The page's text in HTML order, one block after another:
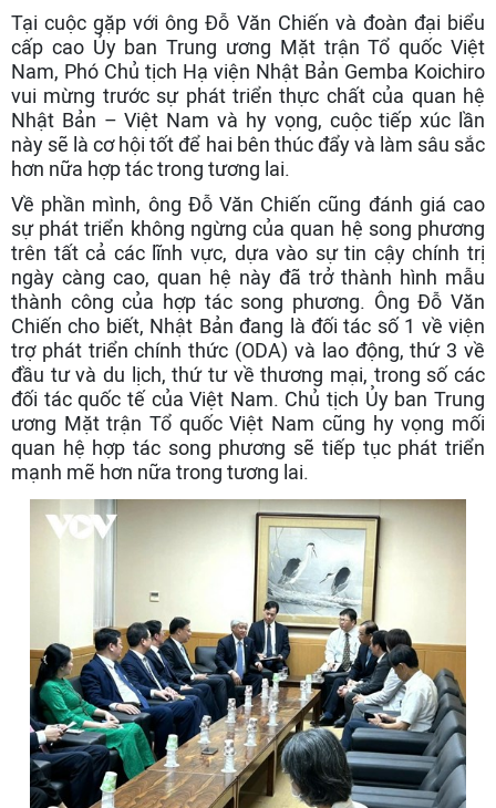
Tại cuộc gặp với ông Đỗ Văn Chiến và đoàn đại biểu
cấp cao Ủy ban Trung ương Mặt trận Tổ quốc Việt
Nam, Phó Chủ tịch Hạ viện Nhật Bản Gemba Koichiro
vui mừng trước sự phát triển thực chất của quan hệ
Nhật Bản – Việt Nam và hy vọng, cuộc tiếp xúc lần
này sẽ là cơ hội tốt để hai bên thúc đẩy và làm sâu sắc
hơn nữa hợp tác trong tương lai.
Về phần mình, ông Đỗ Văn Chiến cũng đánh giá cao
sự phát triển không ngừng của quan hệ song phương
trên tất cả các lĩnh vực, dựa vào sự tin cậy chính trị
ngày càng cao, quan hệ này đã trở thành hình mẫu
thành công của hợp tác song phương. Ông Đỗ Văn
Chiến cho biết, Nhật Bản đang là đối tác số 1 về viện
trợ phát triển chính thức (ODA) và lao động, thứ 3 về
đầu tư và du lịch, thứ tư về thương mại, trong số các
đối tác quốc tế của Việt Nam. Chủ tịch Ủy ban Trung
ương Mặt trận Tổ quốc Việt Nam cũng hy vọng mối
quan hệ hợp tác song phương sẽ tiếp tục phát triển
mạnh mẽ hơn nữa trong tương lai.